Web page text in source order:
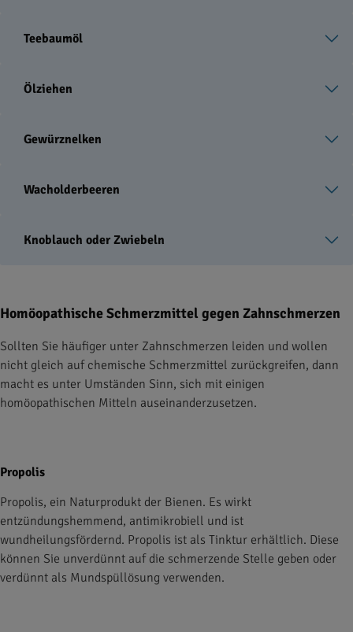
Teebaumöl
Ölziehen
Gewürznelken
Wacholderbeeren
Knoblauch oder Zwiebeln
Homöopathische Schmerzmittel gegen Zahnschmerzen
Sollten Sie häufiger unter Zahnschmerzen leiden und wollen
nicht gleich auf chemische Schmerzmittel zurückgreifen, dann
macht es unter Umständen Sinn, sich mit einigen
homöopathischen Mitteln auseinanderzusetzen.
Propolis
Propolis, ein Naturprodukt der Bienen. Es wirkt
entzündungshemmend, antimikrobiell und ist
wundheilungsfördernd. Propolis ist als Tinktur erhältlich. Diese
können Sie unverdünnt auf die schmerzende Stelle geben oder
verdünnt als Mundspüllösung verwenden.